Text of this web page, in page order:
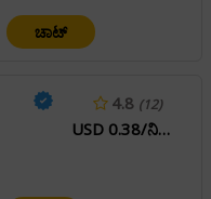
ಚಾಟ್
4.8 (12)
USD 0.38/ನಿಮಿಷ